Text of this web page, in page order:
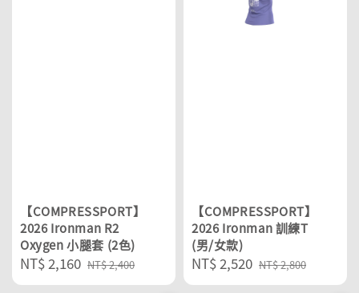
【COMPRESSPORT】
2026 Ironman R2
Oxygen 小腿套 (2色)
Sale
price
NT$ 2,160 Regular
price
NT$ 2,400
【COMPRESSPORT】
2026 Ironman 訓練T
(男/女款)
Sale
price
NT$ 2,520 Regular
price
NT$ 2,800